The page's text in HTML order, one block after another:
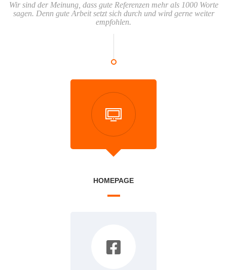
Wir sind der Meinung, dass gute Referenzen mehr als 1000 Worte
sagen. Denn gute Arbeit setzt sich durch und wird gerne weiter
empfohlen.
HOMEPAGE